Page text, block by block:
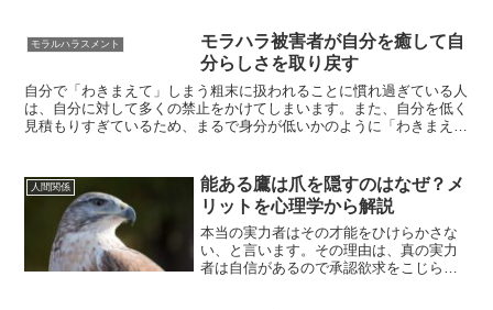
モラルハラスメント
モラハラ被害者が自分を癒して自
分らしさを取り戻す
自分で「わきまえて」しまう粗末に扱われることに慣れ過ぎている人
は、自分に対して多くの禁止をかけてしまいます。また、自分を低く
見積もりすぎているため、まるで身分が低いかのように「わきまえ
人間関係
能ある鷹は爪を隠すのはなぜ？メ
リットを心理学から解説
本当の実力者はその才能をひけらかさな
い、と言います。その理由は、真の実力
者は自信があるので承認欲求をこじらせ